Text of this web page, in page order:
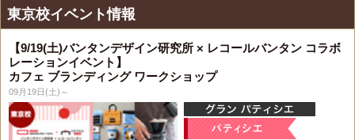
東京校イベント情報
【9/19(土)バンタンデザイン研究所 × レコールバンタン コラボ
レーションイベント】
カフェ ブランディング ワークショップ
09月19日(土)～